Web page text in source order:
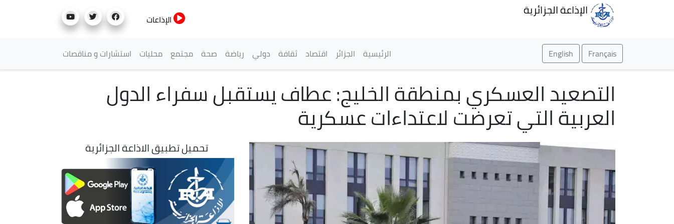
الإذاعة الجزائرية
الإذاعات
Français
English القائمة الرئيسية
الرئيسية الجزائر اقتصاد ثقافة دولي رياضة صحة مجتمع محليات استشارات و مناقصات
التصعيد العسكري بمنطقة الخليج: عطاف يستقبل سفراء الدول
العربية التي تعرضت لاعتداءات عسكرية
تحميل تطبيق الاذاعة الجزائرية